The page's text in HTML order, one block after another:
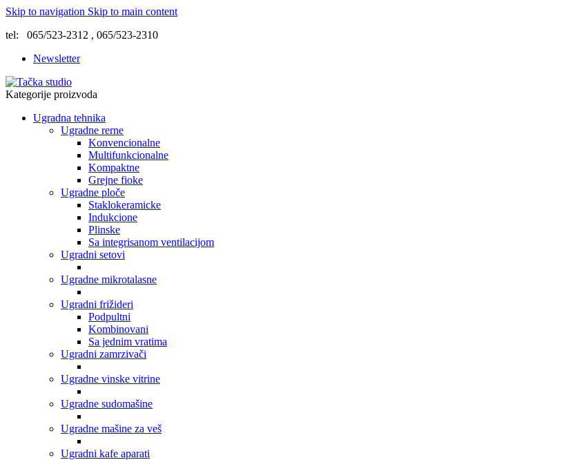
Skip to navigation Skip to main content
tel: 065/523-2312 , 065/523-2310
Newsletter
Kategorije proizvoda
Ugradna tehnika
Ugradne rerne
Konvencionalne
Multifunkcionalne
Kompaktne
Grejne fioke
Ugradne ploče
Staklokeramicke
Indukcione
Plinske
Sa integrisanom ventilacijom
Ugradni setovi
Ugradne mikrotalasne
Ugradni frižideri
Podpultni
Kombinovani
Sa jednim vratima
Ugradni zamrzivači
Ugradne vinske vitrine
Ugradne sudomašine
Ugradne mašine za veš
Ugradni kafe aparati